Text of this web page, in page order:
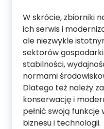
W skrócie, zbiorniki
ich serwis i
ale niezwykle
sektorów
stabilności,
normami
Dlatego też należy
konserwację i
pełnić swoją
biznesu i technologii.